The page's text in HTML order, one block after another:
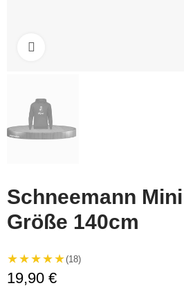
Schneemann
Größe 140cm
★★★★★(18)
19,90 €